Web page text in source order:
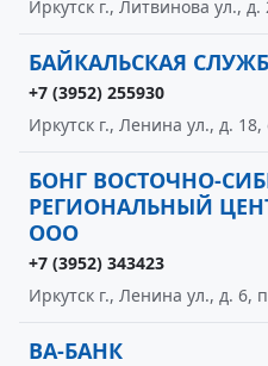
Иркутск г., Литвинова ул.,
БАЙКАЛЬСКАЯ
+7 (3952) 255930
Иркутск г., Ленина ул., д.
БОНГ ВОСТОЧНО-
РЕГИОНАЛЬНЫЙ
ООО
+7 (3952) 343423
Иркутск г., Ленина ул., д. 6,
ВА-БАНК